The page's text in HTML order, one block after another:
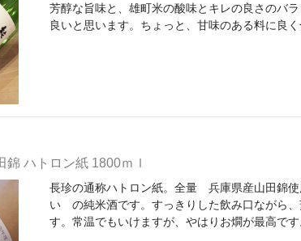
芳醇な旨味と、雄町米の酸味とキレの良さのバ
良いと思います。ちょっと、甘味のある料に良
錦 ハトロン紙 1800ｍｌ
長珍の通称ハトロン紙。全量 兵庫県産山田錦
い の純米酒です。すっきりした飲み口ながら
す。常温でもいけますが、やはりお燗が最高で